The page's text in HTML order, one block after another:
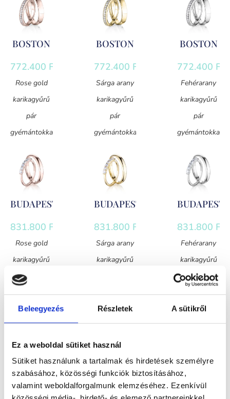
Beleegyezés Részletek A sütikről
Ez a weboldal sütiket használ
Sütiket használunk a tartalmak és hirdetések személyre
szabásához, közösségi funkciók biztosításához,
valamint weboldalforgalmunk elemzéséhez. Ezenkívül
BOSTON
772.400 Ft
Rose gold
karikagyűrű
pár
gyémántokkal
BOSTON
772.400 Ft
Sárga arany
karikagyűrű
pár
gyémántokkal
BOSTON
772.400 Ft
Fehérarany
karikagyűrű
pár
gyémántokkal
BUDAPEST
831.800 Ft
Rose gold
karikagyűrű
pár
gyémántokkal
BUDAPEST
831.800 Ft
Sárga arany
karikagyűrű
gyémántokkal
BUDAPEST
831.800 Ft
Fehérarany
karikagyűrű
pár
gyémántokkal
CHICAGO
939.500Ft
CHICAGO
939.500Ft
CHICAGO
939.500